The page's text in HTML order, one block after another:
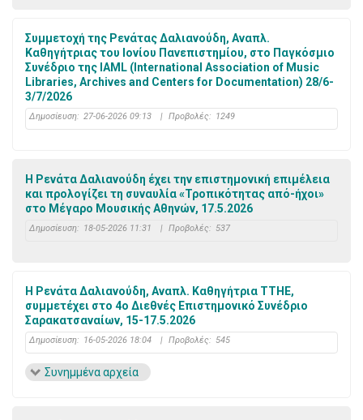
Συμμετοχή της Ρενάτας Δαλιανούδη, Αναπλ.
Καθηγήτριας του Ιονίου Πανεπιστημίου, στο Παγκόσμιο
Συνέδριο της IAML (International Association of Music
Libraries, Archives and Centers for Documentation) 28/6-
3/7/2026
Δημοσίευση: 27-06-2026 09:13 | Προβολές: 1249
H Ρενάτα Δαλιανούδη έχει την επιστημονική επιμέλεια
και προλογίζει τη συναυλία «Τροπικότητας από-ήχοι»
στο Μέγαρο Μουσικής Αθηνών, 17.5.2026
Δημοσίευση: 18-05-2026 11:31 | Προβολές: 537
Η Ρενάτα Δαλιανούδη, Αναπλ. Καθηγήτρια ΤΤΗΕ,
συμμετέχει στο 4ο Διεθνές Επιστημονικό Συνέδριο
Σαρακατσαναίων, 15-17.5.2026
Δημοσίευση: 16-05-2026 18:04 | Προβολές: 545
Συνημμένα αρχεία